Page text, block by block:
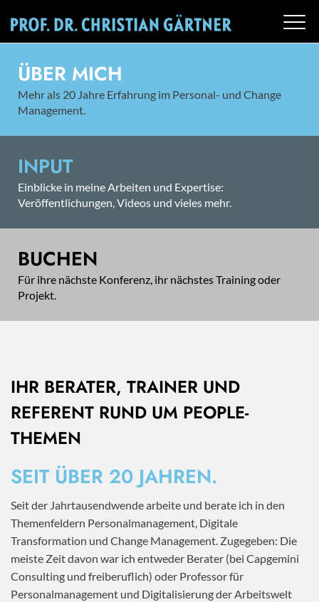
ÜBER MICH
Mehr als 20 Jahre Erfahrung im Personal- und Change
Management.
INPUT
Einblicke in meine Arbeiten und Expertise:
Veröffentlichungen, Videos und vieles mehr.
BUCHEN
Für ihre nächste Konferenz, ihr nächstes Training oder
Projekt.
IHR BERATER, TRAINER UND
REFERENT RUND UM PEOPLE-
THEMEN
SEIT ÜBER 20 JAHREN.
Seit der Jahrtausendwende arbeite und berate ich in den
Themenfeldern Personalmanagement, Digitale
Transformation und Change Management. Zugegeben: Die
meiste Zeit davon war ich entweder Berater (bei Capgemini
Consulting und freiberuflich) oder Professor für
Personalmanagement und Digitalisierung der Arbeitswelt